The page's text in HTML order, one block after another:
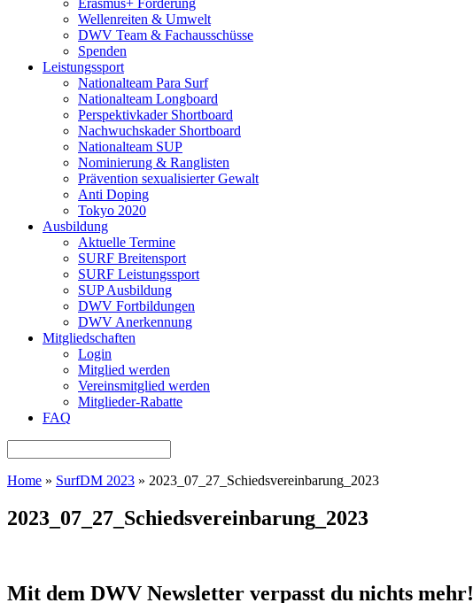
Erasmus+ Förderung
Wellenreiten & Umwelt
DWV Team & Fachausschüsse
Spenden
Leistungssport
Nationalteam Para Surf
Nationalteam Longboard
Perspektivkader Shortboard
Nachwuchskader Shortboard
Nationalteam SUP
Nominierung & Ranglisten
Prävention sexualisierter Gewalt
Anti Doping
Tokyo 2020
Ausbildung
Aktuelle Termine
SURF Breitensport
SURF Leistungssport
SUP Ausbildung
DWV Fortbildungen
DWV Anerkennung
Mitgliedschaften
Login
Mitglied werden
Vereinsmitglied werden
Mitglieder-Rabatte
FAQ
Home » SurfDM 2023 » 2023_07_27_Schiedsvereinbarung_2023
2023_07_27_Schiedsvereinbarung_2023
Mit dem DWV Newsletter verpasst du nichts mehr!